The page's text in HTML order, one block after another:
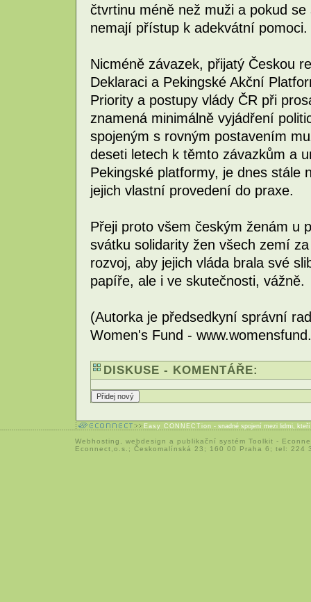
čtvrtinu méně než muži a pokud
nemají přístup k adekvátní pomoci.
Nicméně závazek, přijatý Českou
Deklaraci a Pekingské Akční
Priority a postupy vlády ČR při
znamená minimálně vyjádření
spojeným s rovným postavením
deseti letech k těmto závazkům a
Pekingské platformy, je dnes stále
jejich vlastní provedení do praxe.
Přeji proto všem českým ženám u
svátku solidarity žen všech zemí
rozvoj, aby jejich vláda brala své
papíře, ale i ve skutečnosti, vážně.
(Autorka je předsedkyní správní
Women's Fund -
DISKUSE - KOMENTÁŘE:
Easy CONNECTion - snadné spojení mezi lidmi,
Webhosting webdesign a publikační systém Toolkit -
Econnect,o.s.; Českomalínská 23; 160 00 Praha 6; tel: 224